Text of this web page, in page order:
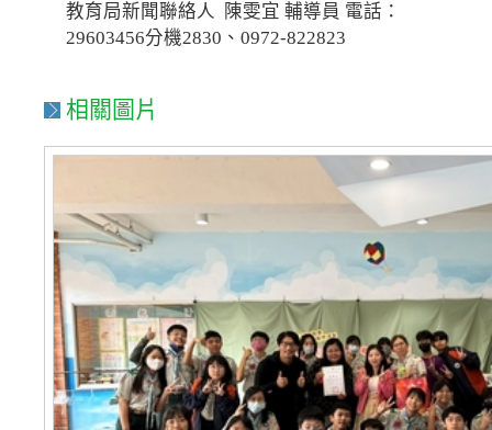
教育局新聞聯絡人 陳雯宜 輔導員 電話：
29603456分機2830、0972-822823
相關圖片